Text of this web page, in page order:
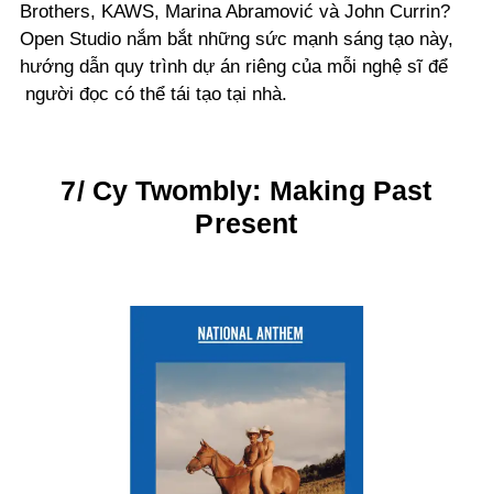
Brothers, KAWS, Marina Abramović và John Currin?
Open Studio nắm bắt những sức mạnh sáng tạo này,
hướng dẫn quy trình dự án riêng của mỗi nghệ sĩ để
người đọc có thể tái tạo tại nhà.
7/ Cy Twombly: Making Past
Present